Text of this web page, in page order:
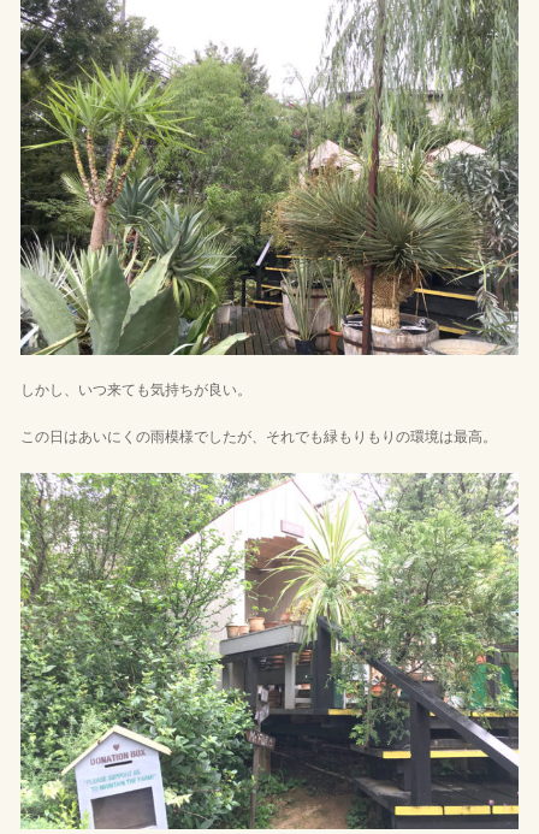
しかし、いつ来ても気持ちが良い。
この日はあいにくの雨模様でしたが、それでも緑もりもりの環境は最高。